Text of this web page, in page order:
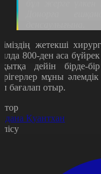
жетекші
800-ден аса
дейін бірде-
мұны әлемдік
бағалап отыр.
Қуантхан